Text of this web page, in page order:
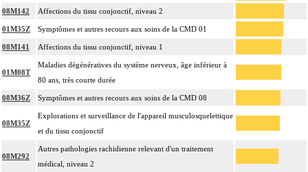
08M142 Affections du tissu conjonctif, niveau 2
01M35Z Symptômes et autres recours aux soins de la CMD 01
08M141 Affections du tissu conjonctif, niveau 1
01M08T
Maladies dégénératives du système nerveux, âge inférieur à
80 ans, très courte durée
08M36Z Symptômes et autres recours aux soins de la CMD 08
08M35Z
Explorations et surveillance de l'appareil musculosquelettique
et du tissu conjonctif
08M292
Autres pathologies rachidienne relevant d'un traitement
médical, niveau 2